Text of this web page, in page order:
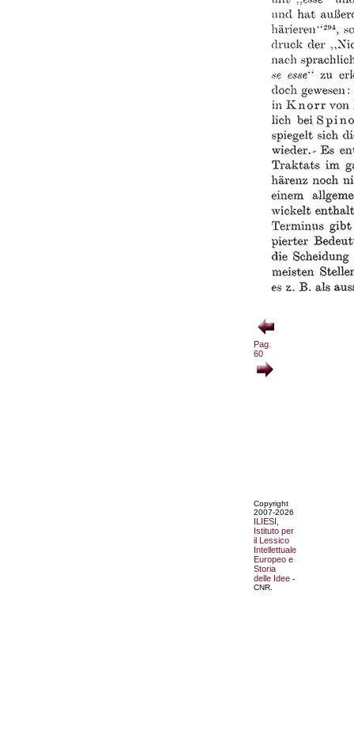
Pag.
60
Copyright
2007-2026
ILIESI,
Istituto per
il Lessico
Intellettuale
Europeo e
Storia
delle Idee -
CNR.